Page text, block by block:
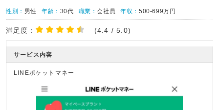
性別： 男性 年齢： 30代 職業：会社員 年収：500-699万円
満足度： (4.4 / 5.0)
サービス内容
LINEポケットマネー